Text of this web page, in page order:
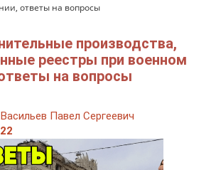
ответы на вопросы
производства,
реестры при военном
на вопросы
Павел Сергеевич